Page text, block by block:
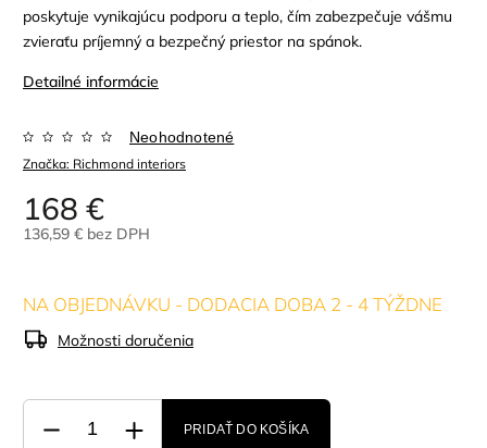
poskytuje vynikajúcu podporu a teplo, čím zabezpečuje vášmu
zvieraťu príjemný a bezpečný priestor na spánok.
Detailné informácie
Značka: Richmond interiors
Neohodnotené
168 €
136,59 € bez DPH
NA OBJEDNÁVKU - DODACIA DOBA 2 - 4 TÝŽDNE
Možnosti doručenia
PRIDAŤ DO KOŠÍKA